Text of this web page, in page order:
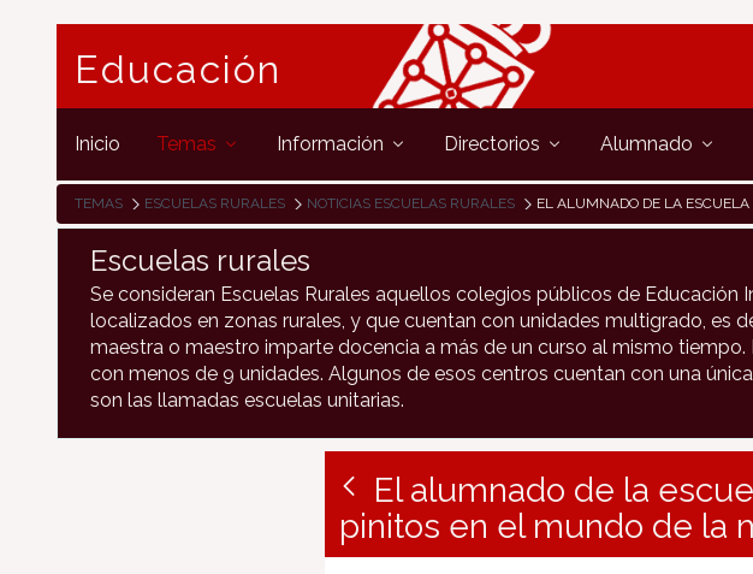
Educación
Inicio Temas Información Directorios Alumnado
TEMAS ESCUELAS RURALES NOTICIAS ESCUELAS RURALES EL ALUMNADO DE LA ESCUELA DE LUMBIER HACE SUS
Escuelas rurales
Se consideran Escuelas Rurales aquellos colegios públicos de Educación
localizados en zonas rurales, y que cuentan con unidades multigrado, es
maestra o maestro imparte docencia a más de un curso al mismo
con menos de 9 unidades. Algunos de esos centros cuentan con una
son las llamadas escuelas unitarias.
El alumnado de la
pinitos en el mundo de la